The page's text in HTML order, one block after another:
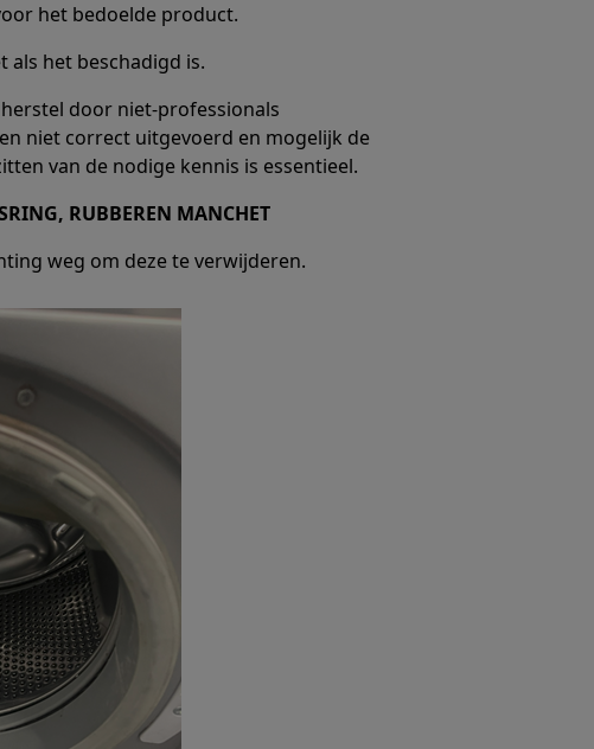
het bedoelde product.
het beschadigd is.
door niet-professionals
niet correct uitgevoerd en mogelijk de
van de nodige kennis is essentieel.
RUBBEREN MANCHET
weg om deze te verwijderen.